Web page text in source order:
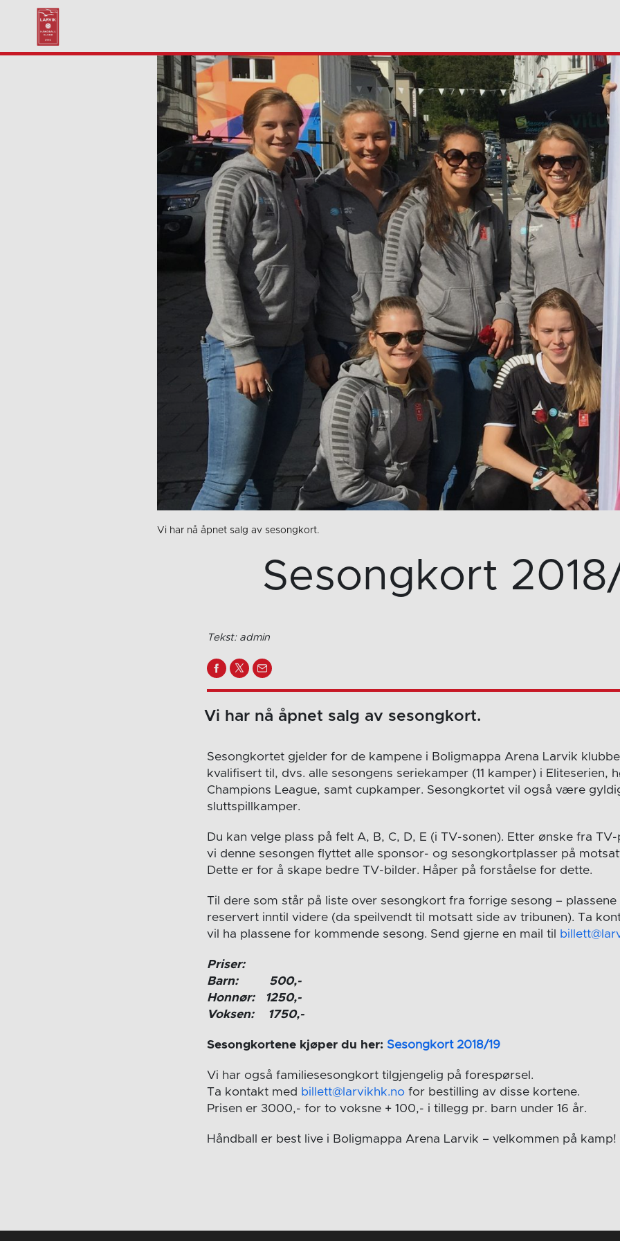
Vi har nå åpnet salg av sesongkort.
Sesongkort
Tekst: admin
Vi har nå åpnet salg av sesongkort.
Sesongkortet gjelder for de kampene i Boligmappa Arena Larvik
kvalifisert til, dvs. alle sesongens seriekamper (11 kamper) i Eliteserien,
Champions League, samt cupkamper. Sesongkortet vil også være
sluttspillkamper.
Du kan velge plass på felt A, B, C, D, E (i TV-sonen). Etter ønske fra
vi denne sesongen flyttet alle sponsor- og sesongkortplasser på
Dette er for å skape bedre TV-bilder. Håper på forståelse for dette.
Til dere som står på liste over sesongkort fra forrige sesong – plassene
reservert inntil videre (da speilvendt til motsatt side av tribunen). Ta
vil ha plassene for kommende sesong. Send gjerne en mail til
Priser:
Barn: 500,-
Honnør: 1250,-
Voksen: 1750,-
Sesongkortene kjøper du her: Sesongkort 2018/19
Vi har også familiesesongkort tilgjengelig på forespørsel.
Ta kontakt med billett@larvikhk.no for bestilling av disse kortene.
Prisen er 3000,- for to voksne + 100,- i tillegg pr. barn under 16 år.
Håndball er best live i Boligmappa Arena Larvik – velkommen på kamp!